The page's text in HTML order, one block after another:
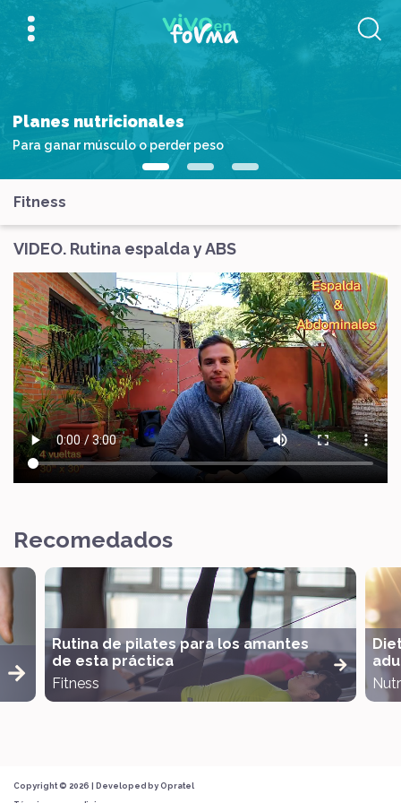
Planes nutricionales
Para ganar músculo o perder peso
Fitness
VIDEO. Rutina espalda y ABS
Recomedados
Rutina de pilates para los amantes
de esta práctica
Fitness
Copyright © 2026 | Developed by Opratel